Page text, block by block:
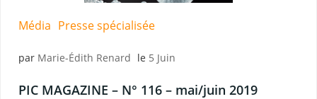
Média Presse spécialisée
par Marie-Édith Renard le 5 Juin
PIC MAGAZINE – N° 116 – mai/juin 2019